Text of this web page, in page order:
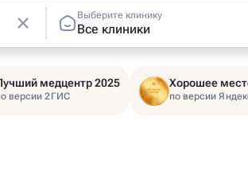
Выберите клинику
Все клиники
медцентр 2025
версии 2ГИС
Хорошее
по версии